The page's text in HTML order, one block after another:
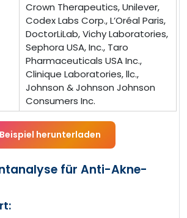
Crown Therapeutics, Unilever,
Codex Labs Corp., L’Oréal Paris,
DoctorLiLab, Vichy Laboratories,
Sephora USA, Inc., Taro
Pharmaceuticals USA Inc.,
Clinique Laboratories, llc.,
Johnson & Johnson Johnson
Consumers Inc.
Beispiel herunterladen
für Anti-Akne-